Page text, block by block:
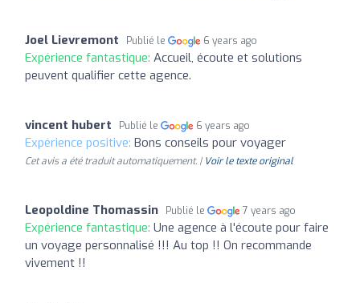
Joel Lievremont Publié le 6 years ago
Expérience fantastique: Accueil, écoute et solutions
peuvent qualifier cette agence.
vincent hubert Publié le 6 years ago
Expérience positive: Bons conseils pour voyager
Cet avis a été traduit automatiquement. | Voir le texte original
Leopoldine Thomassin Publié le 7 years ago
Expérience fantastique: Une agence à l'écoute pour faire
un voyage personnalisé !!! Au top !! On recommande
vivement !!